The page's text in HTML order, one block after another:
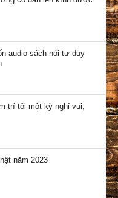
audio sách nói tư duy
trí tôi một kỳ nghỉ vui,
năm 2023